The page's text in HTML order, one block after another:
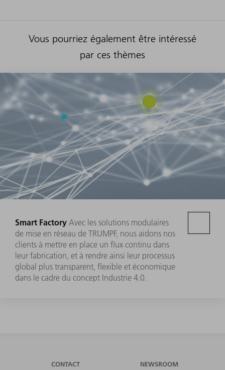
Vous pourriez également être intéressé
par ces thèmes
Smart Factory Avec les solutions modulaires
de mise en réseau de TRUMPF, nous aidons nos
clients à mettre en place un flux continu dans
leur fabrication, et à rendre ainsi leur processus
global plus transparent, flexible et économique
dans le cadre du concept Industrie 4.0.
CONTACT NEWSROOM